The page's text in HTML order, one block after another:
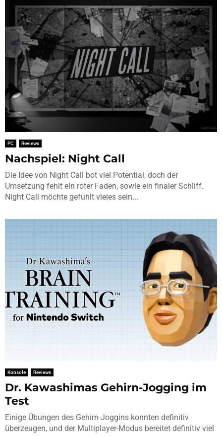
PC Reviews
Nachspiel: Night Call
Die Idee von Night Call bot viel Potential, doch der
Umsetzung fehlt ein roter Faden, sowie ein finaler Schliff.
Night Call möchte gefühlt vieles sein...
Konsole Reviews
Dr. Kawashimas Gehirn-Jogging im
Test
Einige Übungen des Gehirn-Joggins konnten definitiv
überzeugen, und der Multiplayer-Modus bereitet definitiv viel